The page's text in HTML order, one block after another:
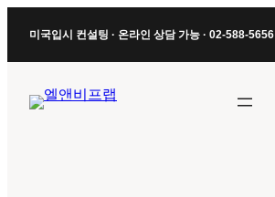
츠
미국입시 컨설팅 · 온라인 상담 가능 · 02-588-5656